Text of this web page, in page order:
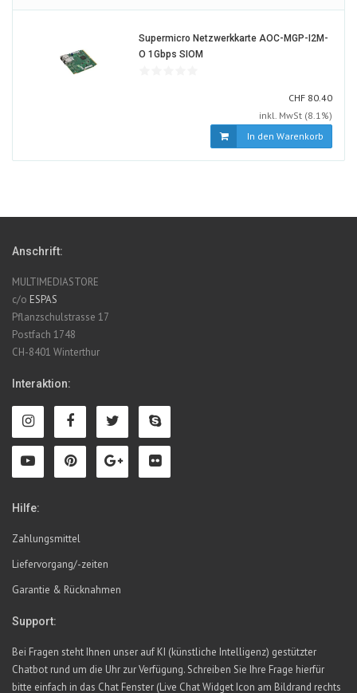
Supermicro Netzwerkkarte AOC-MGP-I2M-
O 1Gbps SIOM
CHF CHF
80.40
inkl. MwSt (8.1%)
In den Warenkorb
Anschrift:
MULTIMEDIASTORE
c/o ESPAS
Pflanzschulstrasse 17
Postfach 1748
CH-8401 Winterthur
Interaktion:
Hilfe:
Zahlungsmittel
Liefervorgang/-zeiten
Garantie & Rücknahmen
Support:
Bei Fragen steht Ihnen unser auf KI (künstliche Intelligenz) gestützter
Chatbot rund um die Uhr zur Verfügung. Schreiben Sie Ihre Frage hierfür
bitte einfach in das Chat Fenster (Live Chat Widget Icon am Bildrand rechts